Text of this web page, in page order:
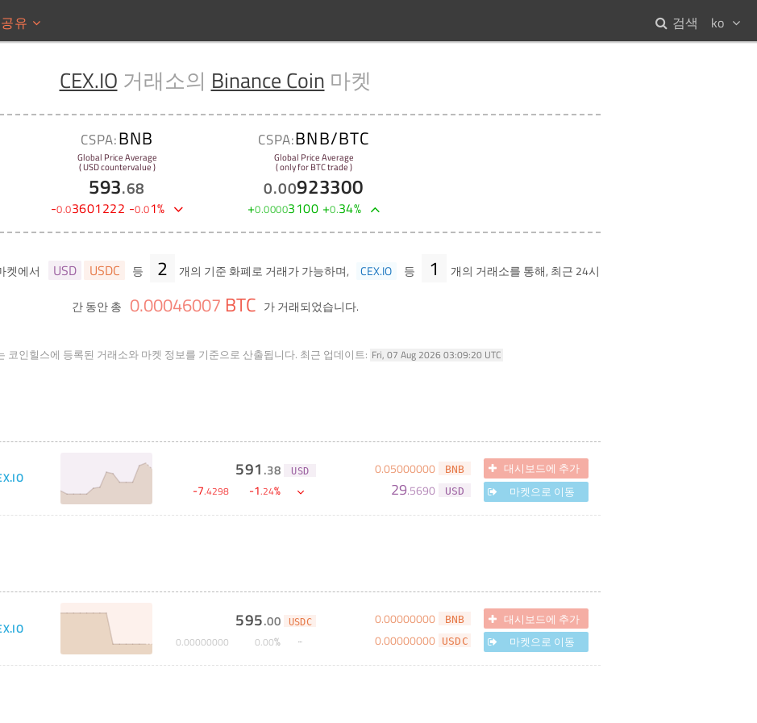
공유 ko
검색
CEX.IO 거래소의 Binance Coin 마켓
CSPA:BNB
Global Price Average
( USD countervalue )
593.68
-0.03601222 -0.01%
CSPA:BNB/BTC
Global Price Average
( only for BTC trade )
0.00923300
+0.00003100 +0.34%
켓에서 USD USDC 등 2 개의 기준 화폐로 거래가 가능하며, CEX.IO 등 1 개의 거래소를 통해, 최근 24시
간 동안 총 0.00046007 BTC 가 거래되었습니다.
코인힐스에 등록된 거래소와 마켓 정보를 기준으로 산출됩니다. 최근 업데이트: Fri, 07 Aug 2026 03:09:20 UTC
591 .38 USD
-7.4298 -1.24%
0.05000000 BNB
29.5690 USD
대시보드에 추가
마켓으로 이동
595.00 USDC
0.00000000 0.00%
0.00000000 BNB
0.00000000 USDC
대시보드에 추가
마켓으로 이동